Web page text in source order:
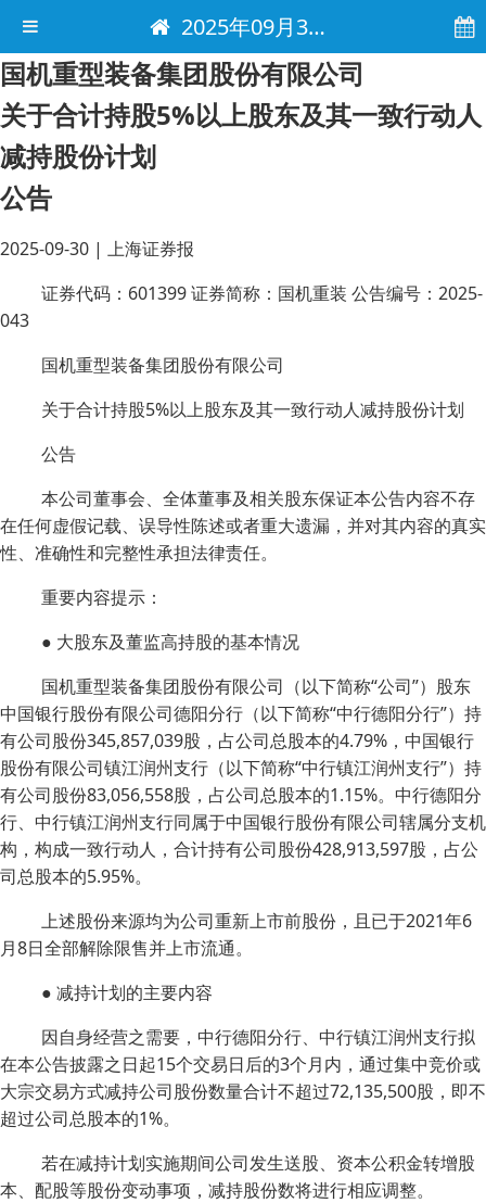
2025年09月30日 电子报
国机重型装备集团股份有限公司
关于合计持股5%以上股东及其一致行动人
减持股份计划
公告
2025-09-30 | 上海证券报
证券代码：601399 证券简称：国机重装 公告编号：2025-
043
国机重型装备集团股份有限公司
关于合计持股5%以上股东及其一致行动人减持股份计划
公告
本公司董事会、全体董事及相关股东保证本公告内容不存
在任何虚假记载、误导性陈述或者重大遗漏，并对其内容的真实
性、准确性和完整性承担法律责任。
重要内容提示：
● 大股东及董监高持股的基本情况
国机重型装备集团股份有限公司（以下简称“公司”）股东
中国银行股份有限公司德阳分行（以下简称“中行德阳分行”）持
有公司股份345,857,039股，占公司总股本的4.79%，中国银行
股份有限公司镇江润州支行（以下简称“中行镇江润州支行”）持
有公司股份83,056,558股，占公司总股本的1.15%。中行德阳分
行、中行镇江润州支行同属于中国银行股份有限公司辖属分支机
构，构成一致行动人，合计持有公司股份428,913,597股，占公
司总股本的5.95%。
上述股份来源均为公司重新上市前股份，且已于2021年6
月8日全部解除限售并上市流通。
● 减持计划的主要内容
因自身经营之需要，中行德阳分行、中行镇江润州支行拟
在本公告披露之日起15个交易日后的3个月内，通过集中竞价或
大宗交易方式减持公司股份数量合计不超过72,135,500股，即不
超过公司总股本的1%。
若在减持计划实施期间公司发生送股、资本公积金转增股
本、配股等股份变动事项，减持股份数将进行相应调整。